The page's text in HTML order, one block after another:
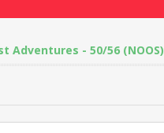
Adventures - 50/56 (NOOS)